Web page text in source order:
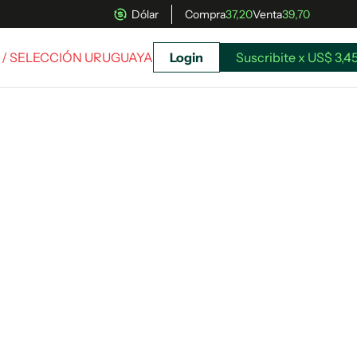
Dólar Compra37,20Venta39,70
/ SELECCIÓN URUGUAYA Login Suscribite x US$